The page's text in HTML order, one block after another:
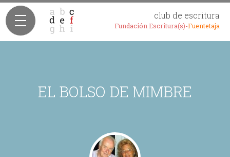
club de escritura
Fundación Escritura(s)-Fuentetaja
EL BOLSO DE MIMBRE